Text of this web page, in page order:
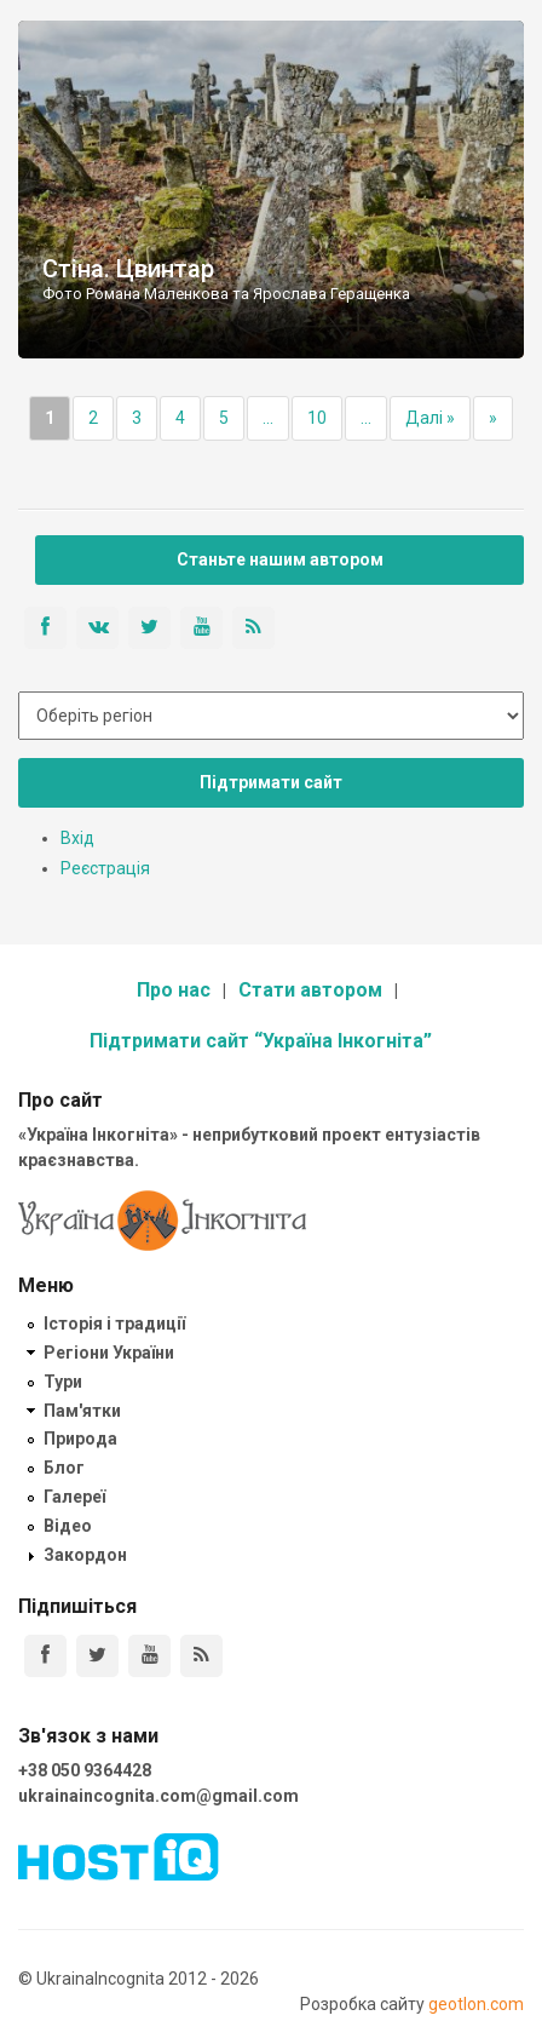
ньому чимало хрестів 19 століття, є такі, де епітафії стер […]
Стіна. Цвинтар
Фото Романа Маленкова та Ярослава Геращенка
1 2 3 4 5 10 Далі » »
Станьте нашим автором
Підтримати сайт
Вхід
Реєстрація
Про нас Стати автором
Підтримати сайт “Україна Інкогніта”
Про сайт
«Україна Інкогніта» - неприбутковий проект ентузіастів
краєзнавства.
Меню
Історія і традиції
Регіони України
Тури
Пам'ятки
Природа
Блог
Галереї
Відео
Закордон
Підпишіться
Зв'язок з нами
+38 050 9364428
ukrainaincognita.com@gmail.com
© UkrainaIncognita 2012 - 2026
Розробка сайтуgeotlon.com